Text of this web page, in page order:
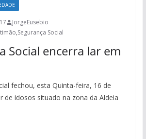
JorgeEusebio
,Segurança Social
Social encerra lar em
fechou, esta Quinta-feira, 16 de
de idosos situado na zona da Aldeia